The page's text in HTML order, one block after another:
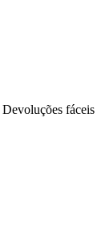
Devoluções fáceis